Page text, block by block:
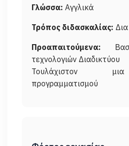
Γλώσσα: Αγγλικά
Τρόπος διδασκαλίας:
Προαπαιτούμενα:
τεχνολογιών Διαδικτύου
Τουλάχιστον
προγραμματισμού